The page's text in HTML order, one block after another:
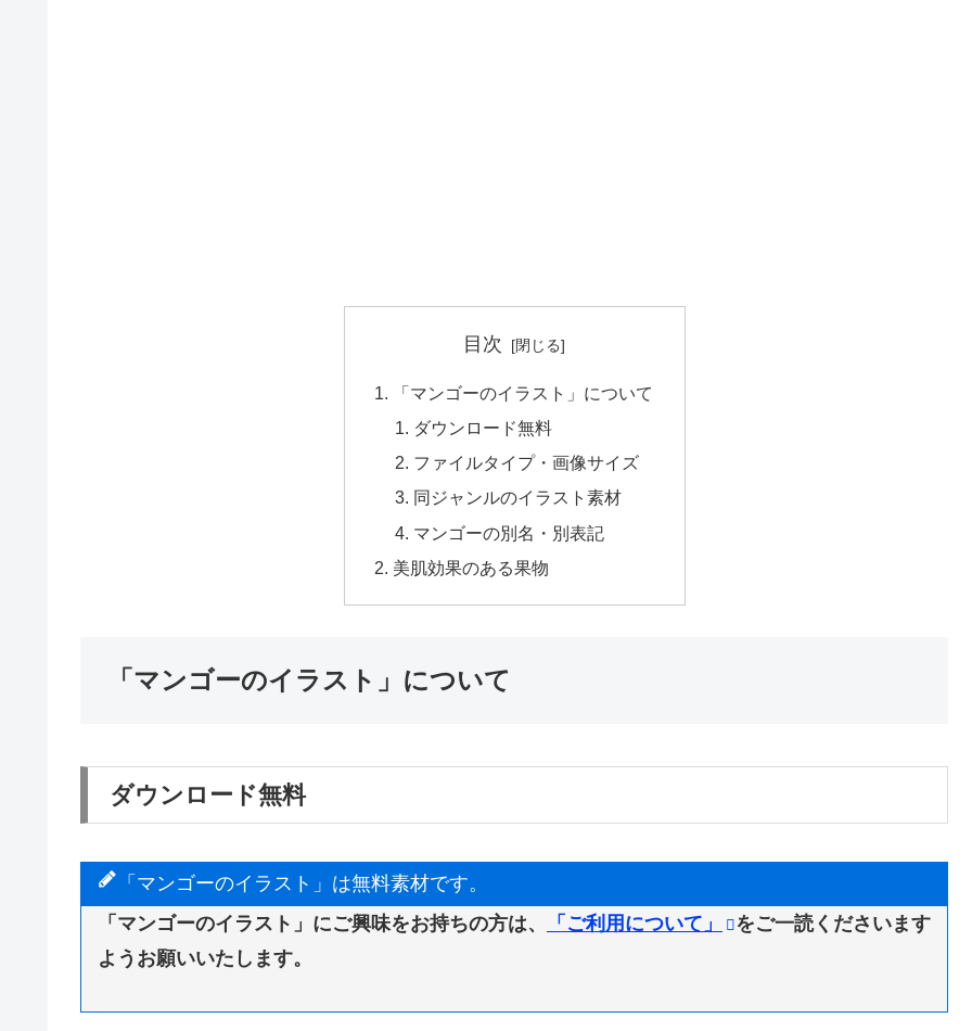
目次
「マンゴーのイラスト」について
ダウンロード無料
ファイルタイプ・画像サイズ
同ジャンルのイラスト素材
マンゴーの別名・別表記
美肌効果のある果物
「マンゴーのイラスト」について
ダウンロード無料
「マンゴーのイラスト」は無料素材です。
「マンゴーのイラスト」にご興味をお持ちの方は、
「ご利用について」
をご一読くださいます
ようお願いいたします。